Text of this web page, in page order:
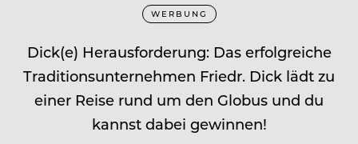
WERBUNG
Dick(e) Herausforderung: Das erfolgreiche
Traditionsunternehmen Friedr. Dick lädt zu
einer Reise rund um den Globus und du
kannst dabei gewinnen!